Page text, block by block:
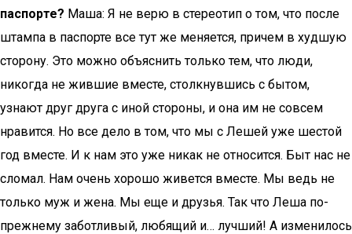
паспорте? Маша: Я не верю в стереотип о том, что после
штампа в паспорте все тут же меняется, причем в худшую
сторону. Это можно объяснить только тем, что люди,
никогда не жившие вместе, столкнувшись с бытом,
узнают друг друга с иной стороны, и она им не совсем
нравится. Но все дело в том, что мы с Лешей уже шестой
год вместе. И к нам это уже никак не относится. Быт нас не
сломал. Нам очень хорошо живется вместе. Мы ведь не
только муж и жена. Мы еще и друзья. Так что Леша по-
прежнему заботливый, любящий и… лучший! А изменилось